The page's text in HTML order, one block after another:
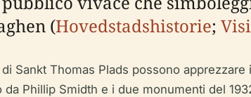
(Hovedstadshistorie;
Sankt Thomas Plads possono
da Phillip Smidth e i due monumenti del